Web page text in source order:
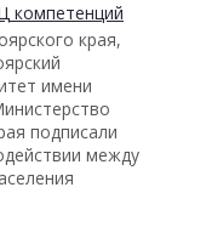
компетенций
края,
имени
подписали
между